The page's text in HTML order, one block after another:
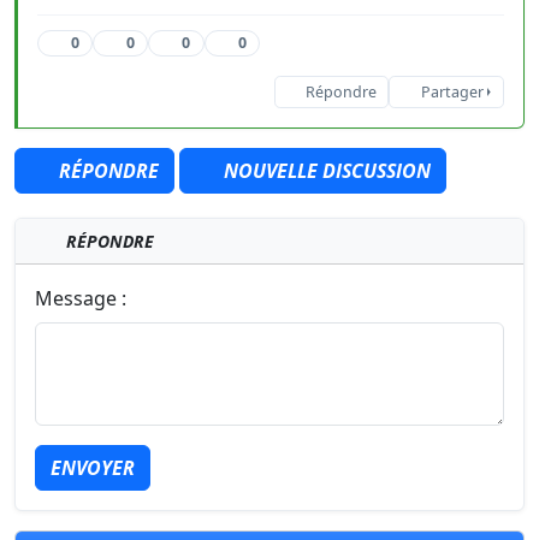
0 0 0 0
Répondre Partager
RÉPONDRE NOUVELLE DISCUSSION
RÉPONDRE
Message :
ENVOYER